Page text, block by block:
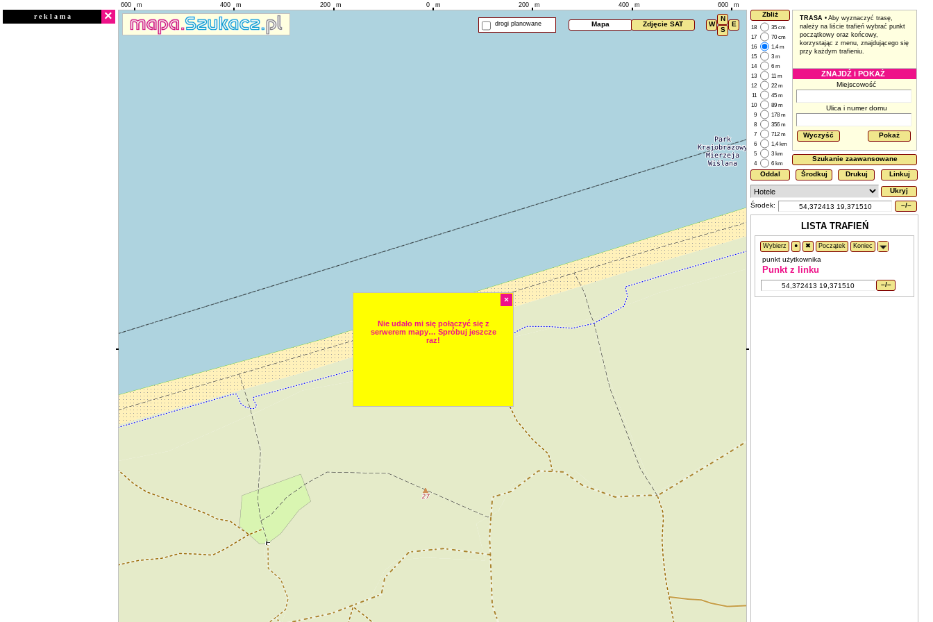
r e k l a m a ×
×
Nie udało mi się połączyć się z
serwerem mapy… Spróbuj jeszcze
raz!
W
N
S
E
Mapa Zdjęcie SAT
drogi planowane
Zbliż
18
35 cm
17
70 cm
16
1,4 m
15
3 m
14
6 m
13
11 m
12
22 m
11
45 m
10
89 m
9
178 m
8
356 m
7
712 m
6
1,4 km
5
3 km
4
6 km
Oddal
0 m
200 m
400 m
600 m
200
m 400
m 600
m
TRASA • Aby wyznaczyć trasę,
należy na liście trafień wybrać punkt
początkowy oraz końcowy,
korzystając z menu, znajdującego się
przy każdym trafieniu.
ZNAJDŹ i POKAŻ
Miejscowość
Ulica i numer domu
Pokaż
Wyczyść
Szukanie zaawansowane
Środkuj
Drukuj Linkuj
Ukryj
Środek:
–/–
LISTA TRAFIEŃ
Wybierz ● ✖ Początek Koniec
punkt użytkownika
Punkt z linku
–/–